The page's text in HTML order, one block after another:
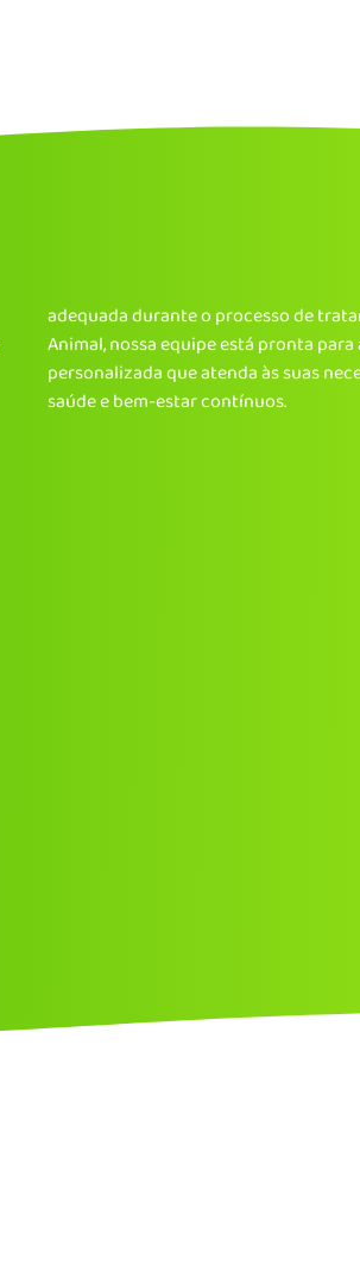
saúde e bem-estar contínuos.